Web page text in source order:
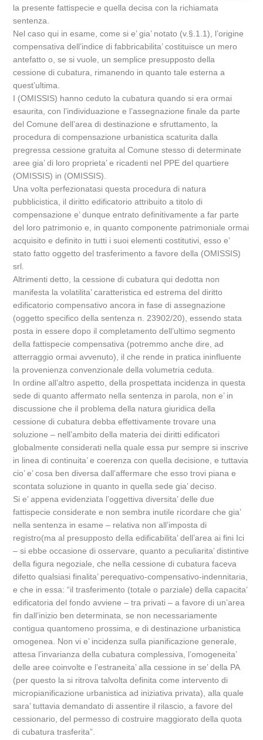
la presente fattispecie e quella decisa con la richiamata
sentenza.
Nel caso qui in esame, come si e’ gia’ notato (v.§.1.1), l’origine
compensativa dell’indice di fabbricabilita’ costituisce un mero
antefatto o, se si vuole, un semplice presupposto della
cessione di cubatura, rimanendo in quanto tale esterna a
quest’ultima.
I (OMISSIS) hanno ceduto la cubatura quando si era ormai
esaurita, con l’individuazione e l’assegnazione finale da parte
del Comune dell’area di destinazione e sfruttamento, la
procedura di compensazione urbanistica scaturita dalla
pregressa cessione gratuita al Comune stesso di determinate
aree gia’ di loro proprieta’ e ricadenti nel PPE del quartiere
(OMISSIS) in (OMISSIS).
Una volta perfezionatasi questa procedura di natura
pubblicistica, il diritto edificatorio attribuito a titolo di
compensazione e’ dunque entrato definitivamente a far parte
del loro patrimonio e, in quanto componente patrimoniale ormai
acquisito e definito in tutti i suoi elementi costitutivi, esso e’
stato fatto oggetto del trasferimento a favore della (OMISSIS)
srl.
Altrimenti detto, la cessione di cubatura qui dedotta non
manifesta la volatilita’ caratteristica ed estrema del diritto
edificatorio compensativo ancora in fase di assegnazione
(oggetto specifico della sentenza n. 23902/20), essendo stata
posta in essere dopo il completamento dell’ultimo segmento
della fattispecie compensativa (potremmo anche dire, ad
atterraggio ormai avvenuto), il che rende in pratica ininfluente
la provenienza convenzionale della volumetria ceduta.
In ordine all’altro aspetto, della prospettata incidenza in questa
sede di quanto affermato nella sentenza in parola, non e’ in
discussione che il problema della natura giuridica della
cessione di cubatura debba effettivamente trovare una
soluzione – nell’ambito della materia dei diritti edificatori
globalmente considerati nella quale essa pur sempre si inscrive
in linea di continuita’ e coerenza con quella decisione, e tuttavia
cio’ e’ cosa ben diversa dall’affermare che esso trovi piana e
scontata soluzione in quanto in quella sede gia’ deciso.
Si e’ appena evidenziata l’oggettiva diversita’ delle due
fattispecie considerate e non sembra inutile ricordare che gia’
nella sentenza in esame – relativa non all’imposta di
registro(ma al presupposto della edificabilita’ dell’area ai fini Ici
– si ebbe occasione di osservare, quanto a peculiarita’ distintive
della figura negoziale, che nella cessione di cubatura faceva
difetto qualsiasi finalita’ perequativo-compensativo-indennitaria,
e che in essa: “il trasferimento (totale o parziale) della capacita’
edificatoria del fondo avviene – tra privati – a favore di un’area
fin dall’inizio ben determinata, se non necessariamente
contigua quantomeno prossima, e di destinazione urbanistica
omogenea. Non vi e’ incidenza sulla pianificazione generale,
attesa l’invarianza della cubatura complessiva, l’omogeneita’
delle aree coinvolte e l’estraneita’ alla cessione in se’ della PA
(per questo la si ritrova talvolta definita come intervento di
micropianificazione urbanistica ad iniziativa privata), alla quale
sara’ tuttavia demandato di assentire il rilascio, a favore del
cessionario, del permesso di costruire maggiorato della quota
di cubatura trasferita”.